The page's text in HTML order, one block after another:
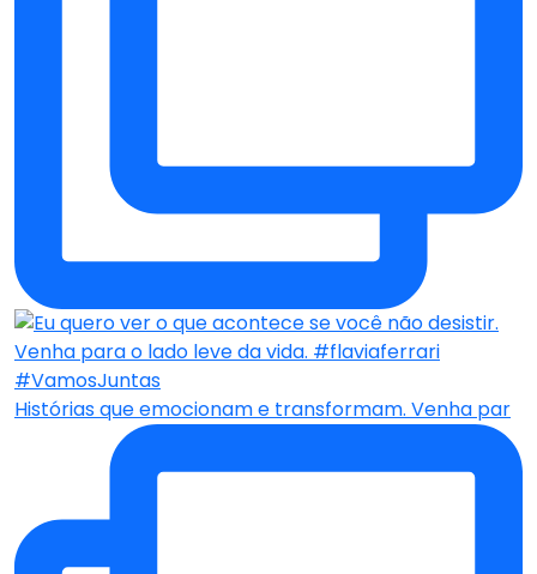
Histórias que emocionam e transformam. Venha par